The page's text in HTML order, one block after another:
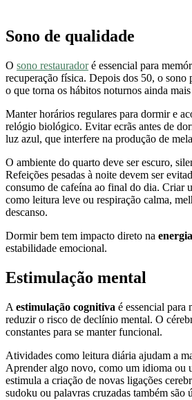
Sono de qualidade
O sono restauradoré essencial para
recuperação física. Depois dos 50, o sono
o que torna os hábitos noturnos ainda
Manter horários regulares para dormir e
relógio biológico. Evitar ecrãs antes de
luz azul, que interfere na produção de
O ambiente do quarto deve ser escuro,
Refeições pesadas à noite devem ser
consumo de cafeína ao final do dia. Criar
como leitura leve ou respiração calma,
descanso.
Dormir bem tem impacto direto na
estabilidade emocional.
Estimulação mental
A estimulação cognitiva é essencial para
reduzir o risco de declínio mental. O
constantes para se manter funcional.
Atividades como leitura diária ajudam a
Aprender algo novo, como um idioma ou
estimula a criação de novas ligações
sudoku ou palavras cruzadas também são